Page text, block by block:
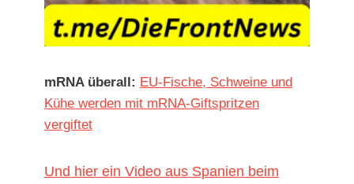
mRNA überall: EU-Fische, Schweine und
Kühe werden mit mRNA-Giftspritzen
vergiftet
Und hier ein Video aus Spanien beim